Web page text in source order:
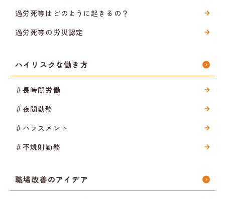
過労死等はどのように起きるの？
過労死等の労災認定
ハイリスクな働き方
＃長時間労働
＃夜間勤務
＃ハラスメント
＃不規則勤務
職場改善のアイデア